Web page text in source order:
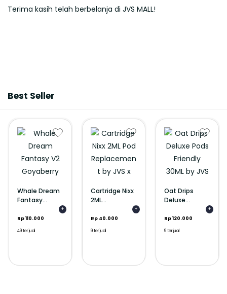
Terima kasih telah berbelanja di JVS MALL!
Best Seller
Whale Dream
Fantasy...
Rp 110.000
49 terjual
+
Cartridge Nixx
2ML...
Rp 40.000
9 terjual
+
Oat Drips
Deluxe...
Rp 120.000
9 terjual
+